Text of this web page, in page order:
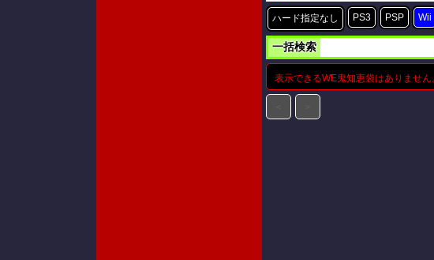
ハード指定なし PS3 PSP Wii
一括検索
表示できるWE鬼知恵袋はありません